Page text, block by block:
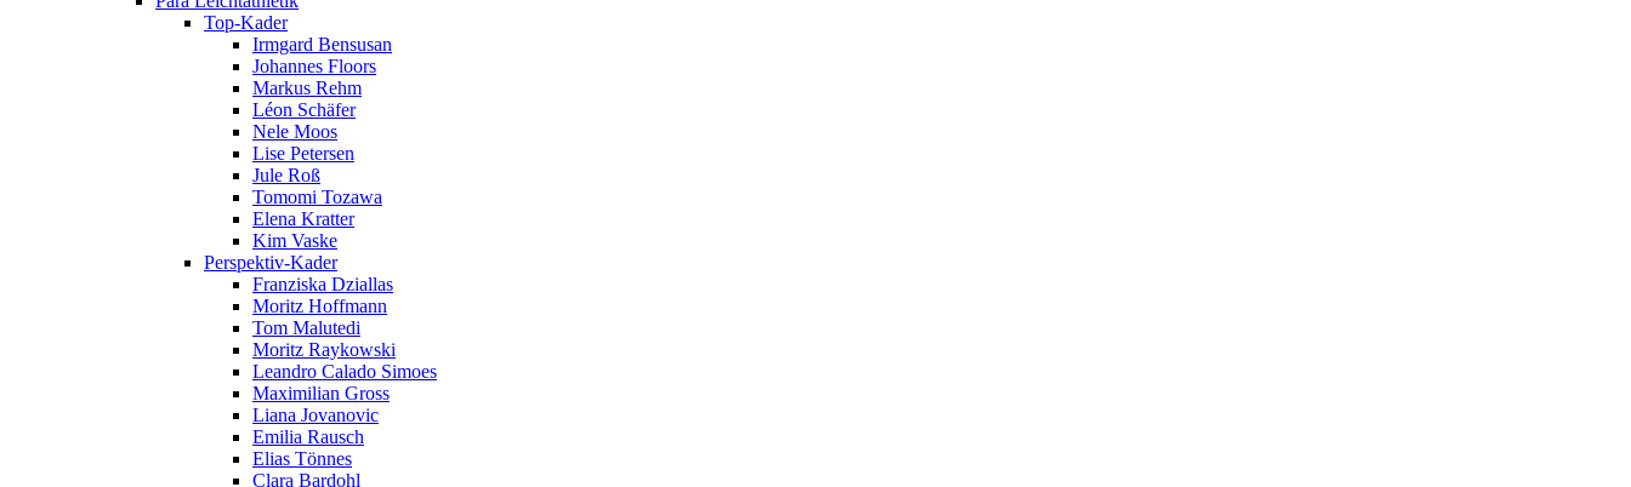
Top-Kader
Irmgard Bensusan
Johannes Floors
Markus Rehm
Léon Schäfer
Nele Moos
Lise Petersen
Jule Roß
Tomomi Tozawa
Elena Kratter
Kim Vaske
Perspektiv-Kader
Franziska Dziallas
Moritz Hoffmann
Tom Malutedi
Moritz Raykowski
Leandro Calado Simoes
Maximilian Gross
Liana Jovanovic
Emilia Rausch
Elias Tönnes
Clara Bardohl